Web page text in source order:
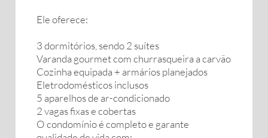
Ele oferece:
3 dormitórios, sendo 2 suítes
Varanda gourmet com churrasqueira a carvão
Cozinha equipada + armários planejados
Eletrodomésticos inclusos
5 aparelhos de ar-condicionado
2 vagas fixas e cobertas
O condomínio é completo e garante